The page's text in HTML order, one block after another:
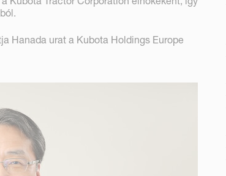
Hanada urat a Kubota Holdings Europe